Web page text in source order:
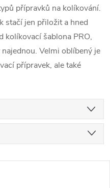
přípravků na kolíkování.
stačí jen přiložit a hned
kolíkovací šablona PRO,
Velmi oblíbený je
přípravek, ale také